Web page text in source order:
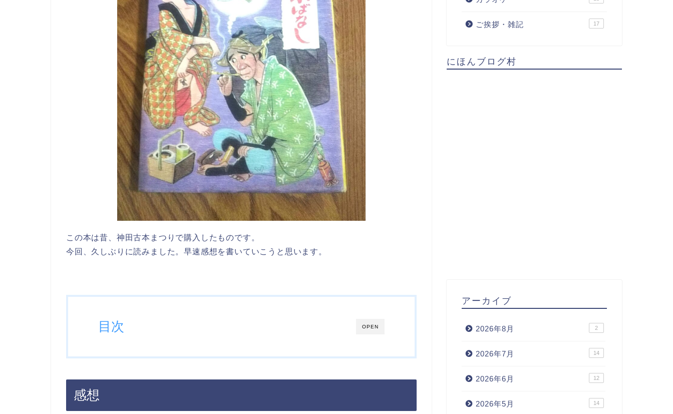
この本は昔、神田古本まつりで購入したものです。
今回、久しぶりに読みました。早速感想を書いていこうと思います。
OPEN
目次
感想
ご挨拶・雑記 17
にほんブログ村
アーカイブ
2026年8月 2
2026年7月 14
2026年6月 12
2026年5月 14